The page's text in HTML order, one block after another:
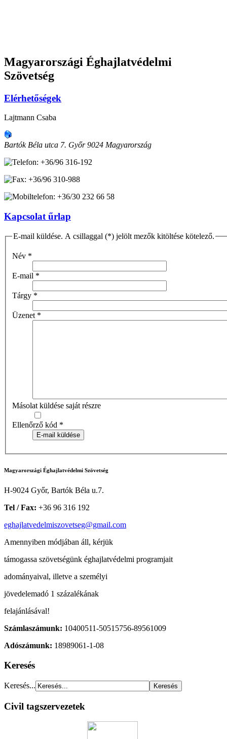
Magyarországi Éghajlatvédelmi
Szövetség
Elérhetőségek
Lajtmann Csaba
Bartók Béla utca 7. Győr9024 Magyarország
+36/96 316-192
+36/96 310-988
+36/30 232 66 58
Kapcsolat űrlap
E-mail küldése. A csillaggal (*) jelölt mezők kitöltése kötelező.
Név *
E-mail *
Tárgy *
Üzenet*
Másolat küldése saját részre
Ellenőrző kód *
E-mail küldése
Magyarországi Éghajlatvédelmi Szövetség
H-9024 Győr, Bartók Béla u.7.
Tel / Fax: +36 96 316 192
eghajlatvedelmiszovetseg@gmail.com
Amennyiben módjában áll, kérjük
támogassa szövetségünk éghajlatvédelmi programjait
adományaival, illetve a személyi
jövedelemadó 1 százalékának
felajánlásával!
Számlaszámunk: 10400511-50515756-89561009
Adószámunk: 18989061-1-08
Keresés
Keresés...
Civil tagszervezetek